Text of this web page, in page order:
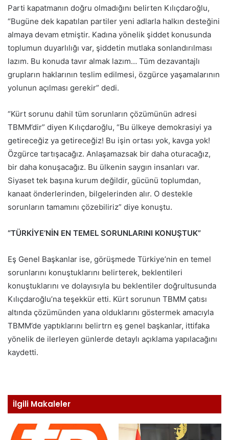
Parti kapatmanın doğru olmadığını belirten Kılıçdaroğlu,
“Bugüne dek kapatılan partiler yeni adlarla halkın desteğini
almaya devam etmiştir. Kadına yönelik şiddet konusunda
toplumun duyarlılığı var, şiddetin mutlaka sonlandırılması
lazım. Bu konuda tavır almak lazım… Tüm dezavantajlı
grupların haklarının teslim edilmesi, özgürce yaşamalarının
yolunun açılması gerekir” dedi.
“Kürt sorunu dahil tüm sorunların çözümünün adresi
TBMM’dir” diyen Kılıçdaroğlu, “Bu ülkeye demokrasiyi ya
getireceğiz ya getireceğiz! Bu işin ortası yok, kavga yok!
Özgürce tartışacağız. Anlaşamazsak bir daha oturacağız,
bir daha konuşacağız. Bu ülkenin saygın insanları var.
Siyaset tek başına kurum değildir, gücünü toplumdan,
kanaat önderlerinden, bilgelerinden alır. O destekle
sorunların tamamını çözebiliriz” diye konuştu.
“TÜRKİYE’NİN EN TEMEL SORUNLARINI KONUŞTUK”
Eş Genel Başkanlar ise, görüşmede Türkiye’nin en temel
sorunlarını konuştuklarını belirterek, beklentileri
konuştuklarını ve dolayısıyla bu beklentiler doğrultusunda
Kılıçdaroğlu’na teşekkür etti. Kürt sorunun TBMM çatısı
altında çözümünden yana olduklarını göstermek amacıyla
TBMM’de yaptıklarını belirtrn eş genel başkanlar, ittifaka
yönelik de ilerleyen günlerde detaylı açıklama yapılacağını
kaydetti.
İlgili Makaleler